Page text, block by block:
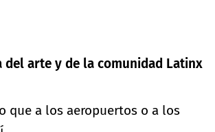
del arte y de la comunidad Latinx
que a los aeropuertos o a los